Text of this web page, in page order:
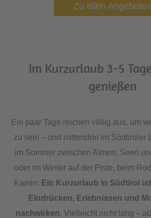
Zu allen Angeboten
Im Kurzurlaub 3-5
genießen
Ein paar Tage reichen völlig aus, um
zu sein – und mittendrin im Südtiroler
im Sommer zwischen Almen, Seen
oder im Winter auf der Piste, beim
Kamin: Ein Kurzurlaub in Südtirol
Eindrücken, Erlebnissen und
nachwirken. Vielleicht nicht lang –